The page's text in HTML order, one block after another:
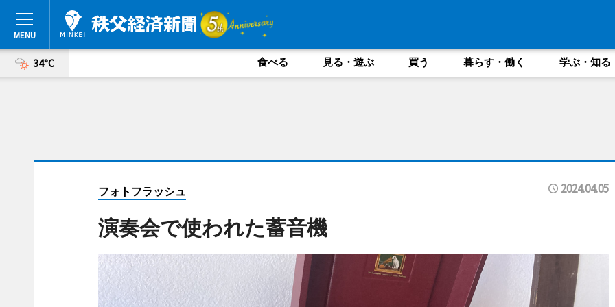
34°C 食べる 見る・遊ぶ 買う 暮らす・働く 学ぶ・知る
フォトフラッシュ 2024.04.05
演奏会で使われた蓄音機